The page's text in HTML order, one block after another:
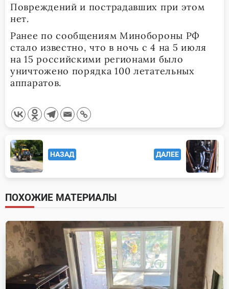
Повреждений и пострадавших при этом
нет.
Ранее по сообщениям Минобороны РФ
стало известно, что в ночь с 4 на 5 июля
на 15 российскими регионами было
уничтожено порядка 100 летательных
аппаратов.
<span
class="nav-
subtitle
screen-
reader-
text">Page</span>
НАЗАД ДАЛЕЕ
ПОХОЖИЕ МАТЕРИАЛЫ